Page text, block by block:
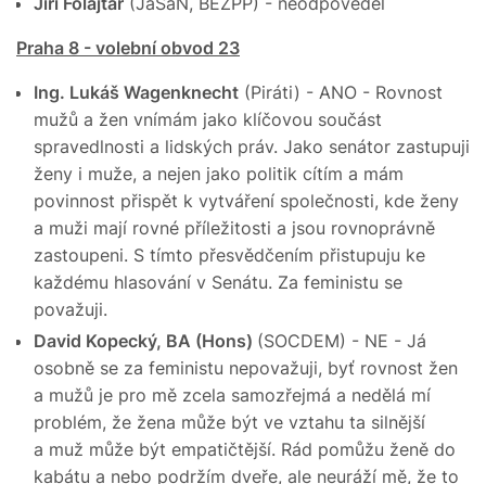
Praha 8 - volební obvod 23
Ing. Lukáš Wagenknecht (Piráti) - ANO - Rovnost
mužů a žen vnímám jako klíčovou součást
spravedlnosti a lidských práv. Jako senátor zastupuji
ženy i muže, a nejen jako politik cítím a mám
povinnost přispět k vytváření společnosti, kde ženy
a muži mají rovné příležitosti a jsou rovnoprávně
zastoupeni. S tímto přesvědčením přistupuju ke
každému hlasování v Senátu. Za feministu se
považuji.
David Kopecký, BA (Hons) (SOCDEM) - NE - Já
osobně se za feministu nepovažuji, byť rovnost žen
a mužů je pro mě zcela samozřejmá a nedělá mí
problém, že žena může být ve vztahu ta silnější
a muž může být empatičtější. Rád pomůžu ženě do
kabátu a nebo podržím dveře, ale neuráží mě, že to